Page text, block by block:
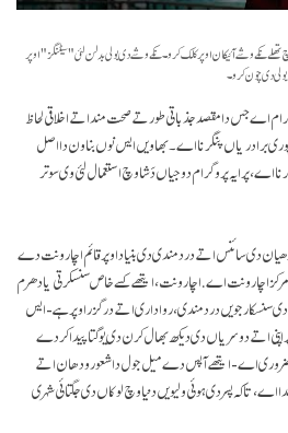
نکے وشے آئیکان اوپر کلک کرو۔ نکے وشے دی بولی بدلن لئی "سیٹنگز" اوپر
دی چون کرو۔
اے جس دا مقصد جذباتی طور تے صحت مند اتے اخلاقی لحاظ
برادریاں پنگرنا اے۔ بھاویں ایس نوں بناون دا اصل
اے، پر ایہ پروگرام دوجیاں دَشا وچ استعمال لئی وی سوتر
دھیان دی سائنس اتے درد مندی دی بنیاد اوپر قائم اچار ونت دے
مرکز اچار ونت اے.اچار ونت، ایتھے کسے خاص سنسکرتی یا دھرم
سنسکار جویں درد مندی، رواداری اتے در گزر اوپر ہے- ایس
اتے دوسریاں دی دیکھ بھال کرن دی یوگتا پیدا کردے
ضروری اے- ایتھے آپس دے میل جول دا شعور ودھان اتے
اے، تا کہ پسردی ہوئی ولیویں دنیا وچ لوکاں دی جگتائی شہری